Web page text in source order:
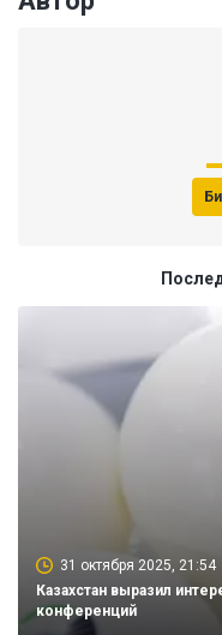
31 октября 2025, 21:54
Казахстан выразил
конференций